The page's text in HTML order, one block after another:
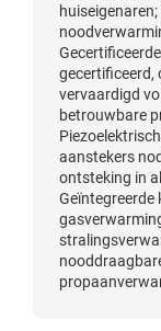
gecertificeerd,
vervaardigd
betrouwbare
aanstekers
ontsteking in
Geïntegreerde